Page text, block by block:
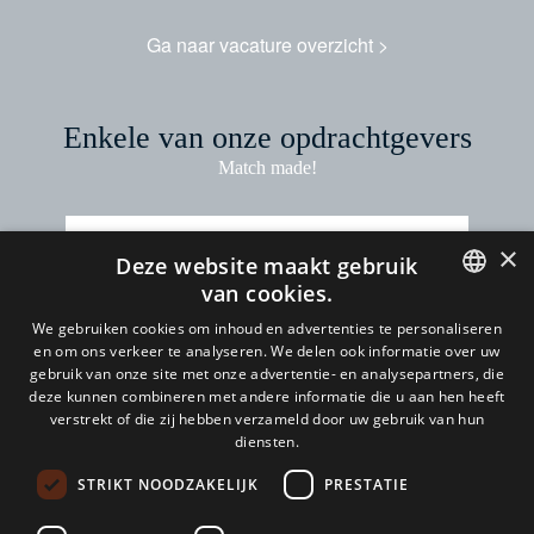
Ga naar vacature overzicht >
Enkele van onze opdrachtgevers
Match made!
Heb je vragen? We staan voor je klaar.
Contact opnemen
DUTCH
GERMAN
×
Deze website maakt gebruik
van cookies.
We gebruiken cookies om inhoud en advertenties te personaliseren
en om ons verkeer te analyseren. We delen ook informatie over uw
gebruik van onze site met onze advertentie- en analysepartners, die
deze kunnen combineren met andere informatie die u aan hen heeft
verstrekt of die zij hebben verzameld door uw gebruik van hun
diensten.
STRIKT NOODZAKELIJK PRESTATIE